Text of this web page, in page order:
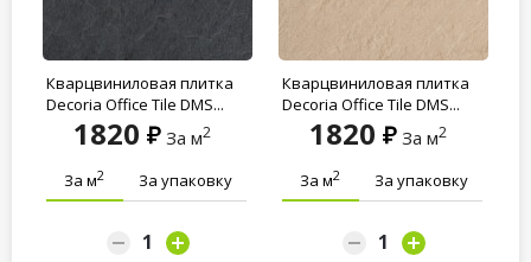
Кварцвиниловая плитка
Decoria Office Tile DMS...
1820 За м2
За м2 За упаковку
Кварцвиниловая плитка
Decoria Office Tile DMS...
1820 За м2
За м2 За упаковку